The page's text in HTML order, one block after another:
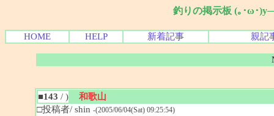
釣りの掲示板 (｡･ω･
HOME HELP 新着記事 親記
■143 / )
和歌山
□投稿者/ shin -(2005/06/04(Sat) 09:25:54)